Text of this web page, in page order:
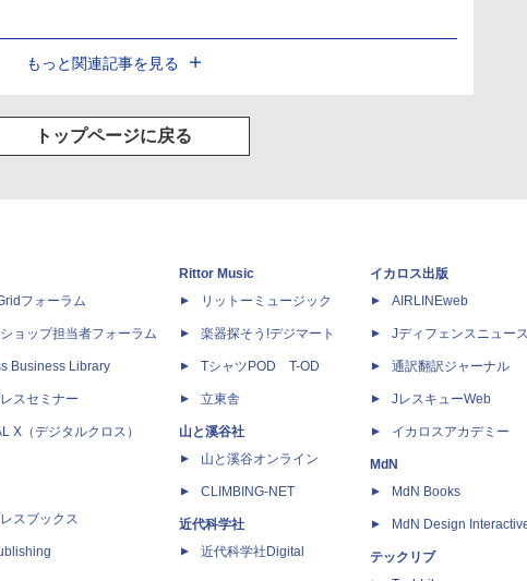
もっと関連記事を見る
トップページに戻る
フォーラム
ョップ担当者フォーラム
Business Library
スセミナー
X（デジタルクロス）
スブックス
Rittor Music
リットーミュージック
楽器探そう!デジマート
TシャツPOD T-OD
立東舎
山と溪谷社
山と溪谷オンライン
CLIMBING-NET
近代科学社
近代科学社Digital
イカロス出版
AIRLINEweb
Jディフェンスニュー
通訳翻訳ジャーナル
JレスキューWeb
イカロスアカデミー
MdN
MdN Books
MdN Design
テックリブ